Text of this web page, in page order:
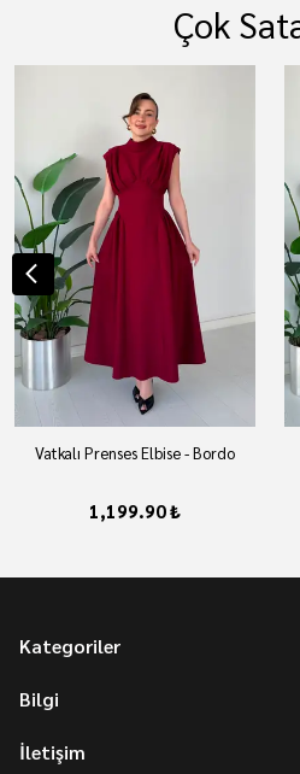
Çok
Vatkalı Prenses Elbise - Bordo
1,199.90 ₺
Kategoriler
Bilgi
İletişim